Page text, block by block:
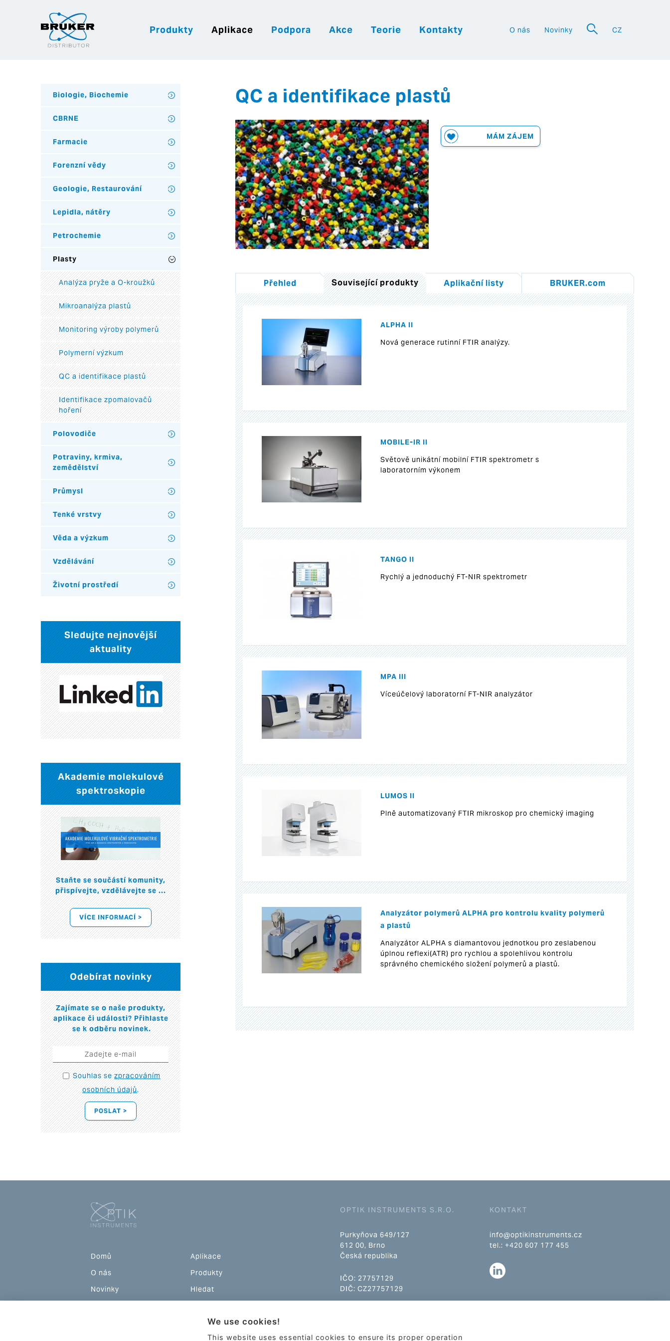
Produkty Aplikace Podpora Akce Teorie Kontakty O nás Novinky CZ
QC a identifikace plastů
MÁM ZÁJEM
Přehled Související produkty Aplikační listy BRUKER.com
ALPHA II
Nová generace rutinní FTIR analýzy.
MOBILE-IR II
Světově unikátní mobilní FTIR spektrometr s
laboratorním výkonem
TANGO II
Rychlý a jednoduchý FT-NIR spektrometr
MPA III
Víceúčelový laboratorní FT-NIR analyzátor
LUMOS II
Plně automatizovaný FTIR mikroskop pro chemický imaging
Analyzátor polymerů ALPHA pro kontrolu kvality polymerů
a plastů
Analyzátor ALPHA s diamantovou jednotkou pro zeslabenou
úplnou reflexi(ATR) pro rychlou a spolehlivou kontrolu
správného chemického složení polymerů a plastů.
Biologie, Biochemie
CBRNE
Farmacie
Forenzní vědy
Geologie, Restaurování
Lepidla, nátěry
Petrochemie
Plasty
Analýza pryže a O-kroužků
Mikroanalýza plastů
Monitoring výroby polymerů
Polymerní výzkum
QC a identifikace plastů
Identifikace zpomalovačů
hoření
Polovodiče
Potraviny, krmiva,
zemědělství
Průmysl
Tenké vrstvy
Věda a výzkum
Vzdělávání
Životní prostředí
Sledujte nejnovější
aktuality
Akademie molekulové
spektroskopie
Staňte se součástí komunity,
přispívejte, vzdělávejte se ...
VÍCE INFORMACÍ >
Odebírat novinky
Zajímate se o naše produkty,
aplikace či události? Přihlaste
se k odběru novinek.
Souhlas sezpracováním
osobních údajů.
POSLAT >
Domů
Aplikace
O nás
Produkty
Novinky
Hledat
Kontakty
OPTIK INSTRUMENTS S.R.O.
Purkyňova 649/127
612 00, Brno
Česká republika
IČO: 27757129
DIČ: CZ27757129
KONTAKT
info@optikinstruments.cz
tel.: +420 607 177 455
We use cookies!
This website uses essential cookies to ensure its proper operation